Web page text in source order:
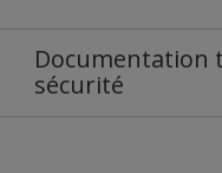
Documentation
sécurité